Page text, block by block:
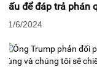
đấu để đáp trả phán
01/6/2024